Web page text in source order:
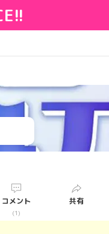
コメント
(1)
共有